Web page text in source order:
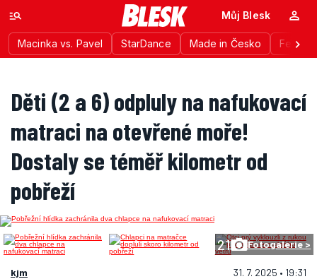
Macinka vs. Pavel StarDance Made in Česko
Můj Blesk
Děti (2 a 6) odpluly na nafukovací
matraci na otevřené moře!
Dostaly se téměř kilometr od
pobřeží
21 Fotogalerie >
kjm 31. 7. 2025 • 19:31